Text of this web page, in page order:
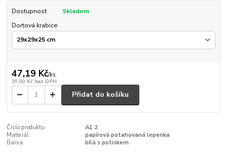
Dostupnost
Skladem
Dortová krabice
47,19 Kč/ks
39,00 Kč bez DPH
Přidat do košíku
Číslo produktu:
A1 2
Materiál:
papírová potahovaná lepenka
Barva:
bílá s potiskem